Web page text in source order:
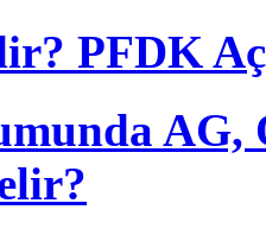
PFDK
AG,